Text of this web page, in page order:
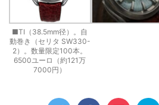
■TI（38.5mm径）。自
動巻き（セリタ SW330-
2）。数量限定100本。
6500ユーロ（約121万
7000円）